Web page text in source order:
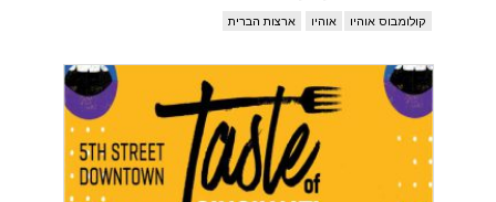
קולומבוס אוהיו אוהיו ארצות הברית